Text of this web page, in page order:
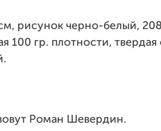
рисунок черно-белый,
100 гр. плотности, твердая
Роман Шевердин.